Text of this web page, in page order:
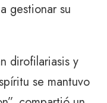
gestionar su
dirofilariasis y
se mantuvo